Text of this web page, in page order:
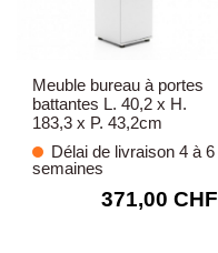
Meuble bureau à portes
battantes L. 40,2 x H.
183,3 x P. 43,2cm
Délai de livraison 4 à 6
semaines
371,00 CHF